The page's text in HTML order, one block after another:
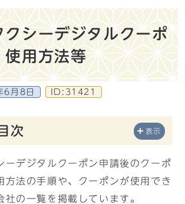
クシーデジタルクーポ
使用方法等
6月8日 ID:31421
次 表示
ーデジタルクーポン申請後のクーポ
方法の手順や、クーポンが使用でき
社の一覧を掲載しています。